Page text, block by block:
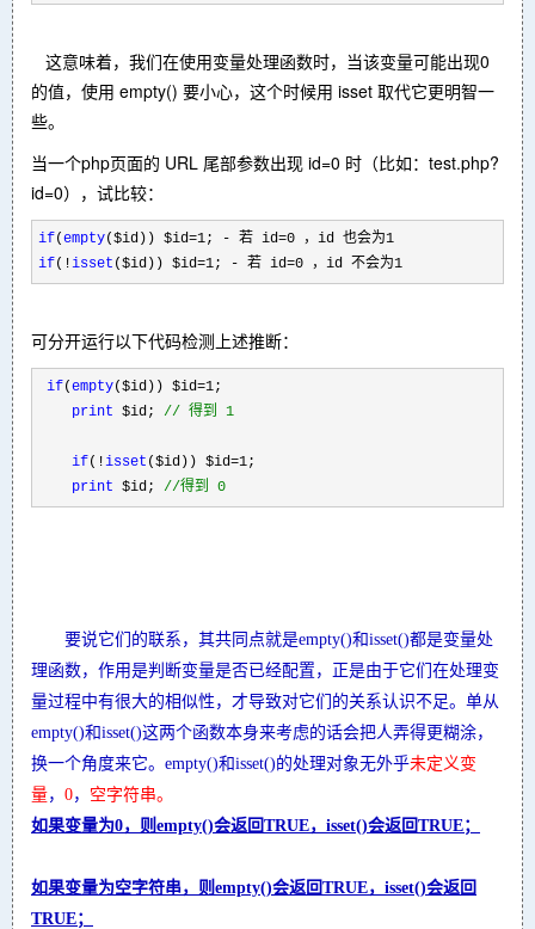
这意味着，我们在使用变量处理函数时，当该变量可能出现0
的值，使用 empty() 要小心，这个时候用 isset 取代它更明智一
些。
当一个php页面的 URL 尾部参数出现 id=0 时（比如：test.php?
id=0），试比较：
if(empty($id)) $id=1; - 若 id=0 ，id 也会为1
if( !isset ($id)) $id=1; - 若 id=0 ，id 不会为1
可分开运行以下代码检测上述推断：
if(empty($id)) $id=1;
print $id; // 得到 1
if( !isset ($id)) $id=1;
print $id; //得到 0
要说它们的联系，其共同点就是empty()和isset()都是变量处
理函数，作用是判断变量是否已经配置，正是由于它们在处理变
量过程中有很大的相似性，才导致对它们的关系认识不足。单从
empty()和isset()这两个函数本身来考虑的话会把人弄得更糊涂，
换一个角度来它。empty()和isset()的处理对象无外乎未定义变
量， 0， 空字符串。
如果变量为0，则empty()会返回TRUE，isset()会返回TRUE；
如果变量为空字符串，则empty()会返回TRUE，isset()会返回
TRUE；